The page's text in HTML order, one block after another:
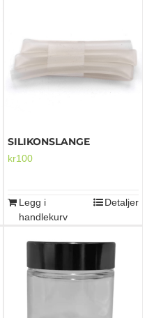
SILIKONSLANGE
kr100
Legg i
handlekurv
Detaljer